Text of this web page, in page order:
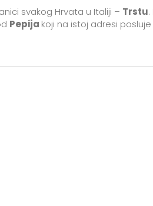
svakog Hrvata u Italiji – Trstu
Pepija koji na istoj adresi